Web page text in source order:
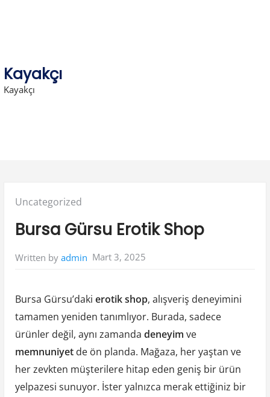
Kayakçı
Kayakçı
Posted
Uncategorized
Bursa Gürsu Erotik Shop
Written by admin Mart 3, 2025
Bursa Gürsu’daki erotik shop, alışveriş deneyimini
tamamen yeniden tanımlıyor. Burada, sadece
ürünler değil, aynı zamanda deneyim ve
memnuniyetde ön planda. Mağaza, her yaştan ve
her zevkten müşterilere hitap eden geniş bir ürün
yelpazesi sunuyor. İster yalnızca merak ettiğiniz bir